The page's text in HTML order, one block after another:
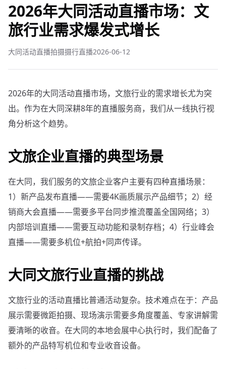
2026年大同活动直播市场：文
旅行业需求爆发式增长
大同活动直播拍摄摄行直播2026-06-12
2026年的大同活动直播市场，文旅行业的需求增长尤为突
出。作为在大同深耕8年的直播服务商，我们从一线执行视
角分析这个趋势。
文旅企业直播的典型场景
在大同，我们服务的文旅企业客户主要有四种直播场景：
1）新产品发布直播——需要4K画质展示产品细节；2）经
销商大会直播——需要多平台同步推流覆盖全国网络；3）
内部培训直播——需要互动功能和录制存档；4）行业峰会
直播——需要多机位+航拍+同声传译。
大同文旅行业直播的挑战
文旅行业的活动直播比普通活动复杂。技术难点在于：产品
展示需要微距拍摄、现场演示需要多角度覆盖、专家讲解需
要清晰的收音。在大同的本地会展中心执行时，我们配备了
额外的产品特写机位和专业收音设备。